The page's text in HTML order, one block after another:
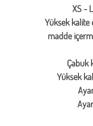
XS -
Yüksek kalite
madde
Çabuk
Yüksek